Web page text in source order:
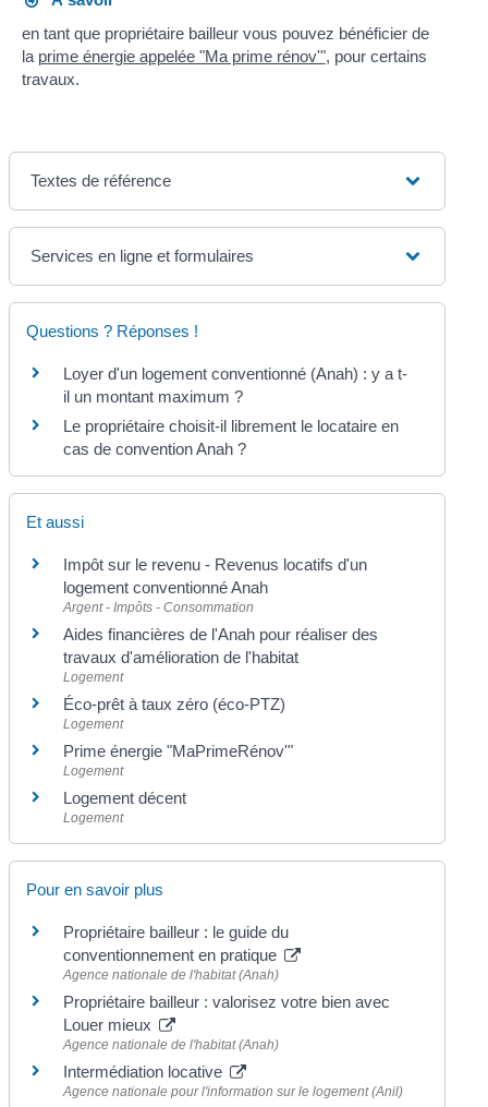
en tant que propriétaire bailleur vous pouvez bénéficier de
la prime énergie appelée "Ma prime rénov'", pour certains
travaux.
Textes de référence
Services en ligne et formulaires
Questions ? Réponses !
Loyer d'un logement conventionné (Anah) : y a t-
il un montant maximum ?
Le propriétaire choisit-il librement le locataire en
cas de convention Anah ?
Et aussi
Impôt sur le revenu - Revenus locatifs d'un
logement conventionné Anah
Argent - Impôts - Consommation
Aides financières de l'Anah pour réaliser des
travaux d'amélioration de l'habitat
Logement
Éco-prêt à taux zéro (éco-PTZ)
Logement
Prime énergie "MaPrimeRénov'"
Logement
Logement décent
Logement
Pour en savoir plus
Propriétaire bailleur : le guide du
conventionnement en pratique
Agence nationale de l'habitat (Anah)
Propriétaire bailleur : valorisez votre bien avec
Louer mieux
Agence nationale de l'habitat (Anah)
Intermédiation locative
Agence nationale pour l'information sur le logement (Anil)